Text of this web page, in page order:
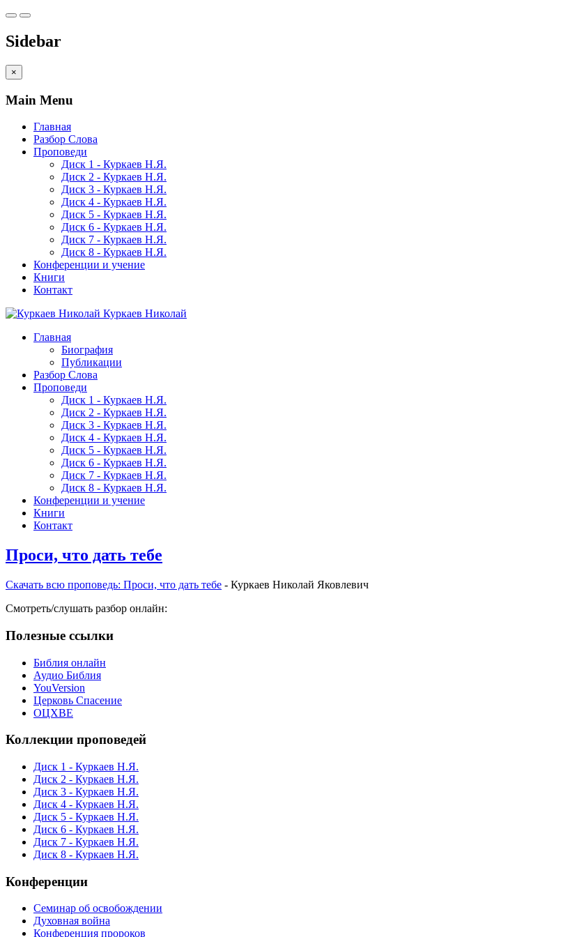
Sidebar
×
Main Menu
Главная
Разбор Слова
Проповеди
Диск 1 - Куркаев Н.Я.
Диск 2 - Куркаев Н.Я.
Диск 3 - Куркаев Н.Я.
Диск 4 - Куркаев Н.Я.
Диск 5 - Куркаев Н.Я.
Диск 6 - Куркаев Н.Я.
Диск 7 - Куркаев Н.Я.
Диск 8 - Куркаев Н.Я.
Конференции и учение
Книги
Контакт
Куркаев Николай
Главная
Биография
Публикации
Разбор Слова
Проповеди
Диск 1 - Куркаев Н.Я.
Диск 2 - Куркаев Н.Я.
Диск 3 - Куркаев Н.Я.
Диск 4 - Куркаев Н.Я.
Диск 5 - Куркаев Н.Я.
Диск 6 - Куркаев Н.Я.
Диск 7 - Куркаев Н.Я.
Диск 8 - Куркаев Н.Я.
Конференции и учение
Книги
Контакт
Проси, что дать тебе
Скачать вcю проповедь: Проси, что дать тебе - Куркаев Николай Яковлевич
Смотреть/слушать разбор онлайн:
Полезные ссылки
Библия онлайн
Аудио Библия
YouVersion
Церковь Спасение
ОЦХВЕ
Коллекции проповедей
Диск 1 - Куркаев Н.Я.
Диск 2 - Куркаев Н.Я.
Диск 3 - Куркаев Н.Я.
Диск 4 - Куркаев Н.Я.
Диск 5 - Куркаев Н.Я.
Диск 6 - Куркаев Н.Я.
Диск 7 - Куркаев Н.Я.
Диск 8 - Куркаев Н.Я.
Конференции
Семинар об освобождении
Духовная война
Конференция пророков